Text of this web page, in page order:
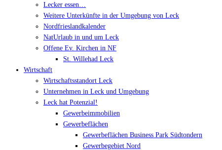
Lecker essen…
Weitere Unterkünfte in der Umgebung von Leck
Nordfrieslandkalender
NatUrlaub in und um Leck
Offene Ev. Kirchen in NF
St. Willehad Leck
Wirtschaft
Wirtschaftsstandort Leck
Unternehmen in Leck und Umgebung
Leck hat Potenzial!
Gewerbeimmobilien
Gewerbeflächen
Gewerbeflächen Business Park Südtondern
Gewerbegebiet Nord